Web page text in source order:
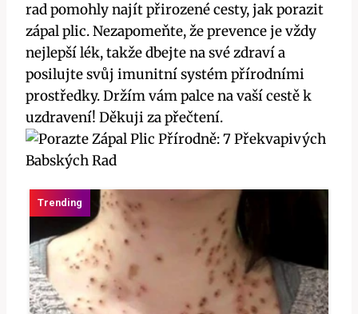
rad pomohly najít přirozené cesty, jak porazit
zápal plic. Nezapomeňte, že prevence je vždy
nejlepší lék, takže dbejte na své zdraví a
posilujte svůj imunitní systém přírodními
prostředky. Držím vám palce na vaší cestě k
uzdravení! Děkuji za přečtení.